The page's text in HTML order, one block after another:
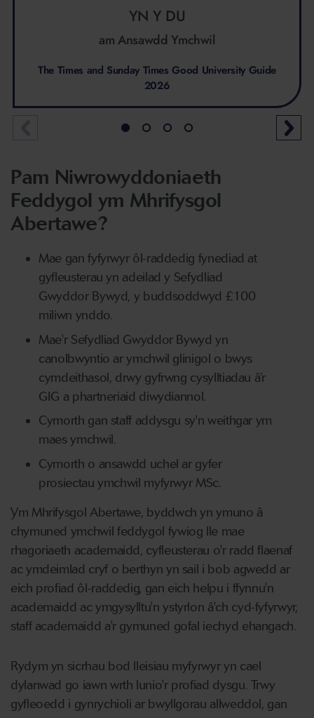
YN Y DU
am Ansawdd Ymchwil
The Times and Sunday Times Good University Guide
2026
Pam Niwrowyddoniaeth
Feddygol ym Mhrifysgol
Abertawe?
Mae gan fyfyrwyr ôl-raddedig fynediad at
gyfleusterau yn adeilad y Sefydliad
Gwyddor Bywyd, y buddsoddwyd £100
miliwn ynddo.
Mae'r Sefydliad Gwyddor Bywyd yn
canolbwyntio ar ymchwil glinigol o bwys
cymdeithasol, drwy gyfrwng cysylltiadau â’r
GIG a phartneriaid diwydiannol.
Cymorth gan staff addysgu sy'n weithgar ym
maes ymchwil.
Cymorth o ansawdd uchel ar gyfer
prosiectau ymchwil myfyrwyr MSc.
Ym Mhrifysgol Abertawe, byddwch yn ymuno â
chymuned ymchwil feddygol fywiog lle mae
rhagoriaeth academaidd, cyfleusterau o'r radd flaenaf
ac ymdeimlad cryf o berthyn yn sail i bob agwedd ar
eich profiad ôl-raddedig, gan eich helpu i ffynnu'n
academaidd ac ymgysylltu'n ystyrlon â'ch cyd-fyfyrwyr,
staff academaidd a'r gymuned gofal iechyd ehangach.
Rydym yn sicrhau bod lleisiau myfyrwyr yn cael
dylanwad go iawn wrth lunio'r profiad dysgu. Trwy
gyfleoedd i gynrychioli ar bwyllgorau allweddol, gan